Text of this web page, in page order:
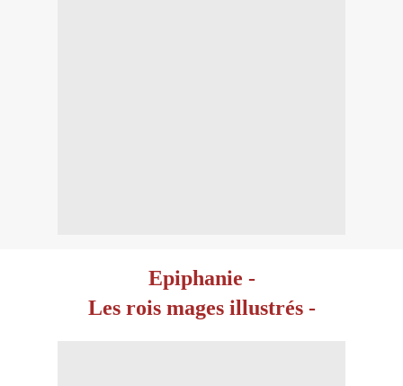
Epiphanie -
Les rois mages illustrés -